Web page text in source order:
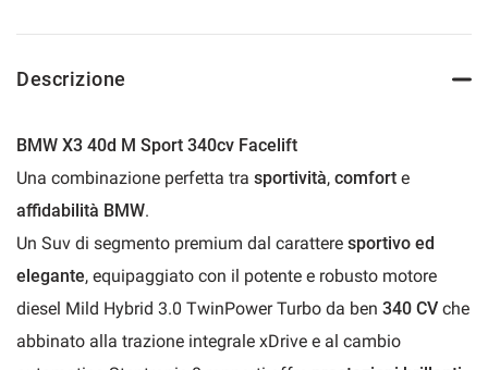
Descrizione
BMW X3 40d M Sport 340cv Facelift
Una combinazione perfetta tra sportività, comfort e
affidabilità BMW.
Un Suv di segmento premium dal carattere sportivo ed
elegante, equipaggiato con il potente e robusto motore
diesel Mild Hybrid 3.0 TwinPower Turbo da ben 340 CV che
abbinato alla trazione integrale xDrive e al cambio
alla
policy.
e
le
tue
in
qualsiasi